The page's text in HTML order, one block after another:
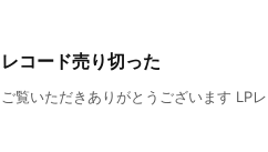
レコード売り切った
ご覧いただきありがとうございます LP